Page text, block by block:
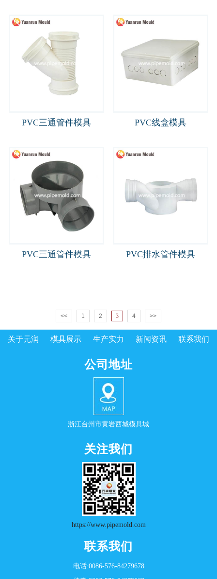
PVC三通管件模具 PVC线盒模具
PVC三通管件模具 PVC排水管件模具
<< 1 2 3 4 >>
关于元润 模具展示 生产实力 新闻资讯 联系我们
公司地址
浙江台州市黄岩西城模具城
关注我们
https://www.pipemold.com
联系我们
电话:0086-576-84279678